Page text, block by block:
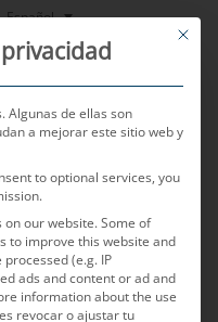
Español
BYKLAUS BRAMHOFER
vehículo,
This
Algunas de ellas son
a mejorar este sitio web y
to optional services, you
our website. Some of
to improve this website and
(e.g. IP
ads and content or ad and
information about the use
revocar o ajustar tu